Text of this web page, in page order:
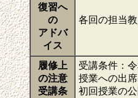
復習へ
の
アドバ
イス
各回の担当
履修上
の注意
受講条
受講条件：
授業への出
初回授業の